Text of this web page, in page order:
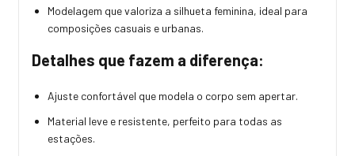
Modelagem que valoriza a silhueta feminina, ideal para
composições casuais e urbanas.
Detalhes que fazem a diferença:
Ajuste confortável que modela o corpo sem apertar.
Material leve e resistente, perfeito para todas as
estações.